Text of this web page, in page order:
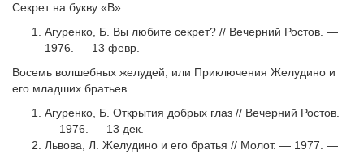
Секрет на букву «В»
Агуренко, Б. Вы любите секрет? // Вечерний Ростов. —
1976. — 13 февр.
Восемь волшебных желудей, или Приключения Желудино и
его младших братьев
Агуренко, Б. Открытия добрых глаз // Вечерний Ростов.
— 1976. — 13 дек.
Львова, Л. Желудино и его братья // Молот. — 1977. —